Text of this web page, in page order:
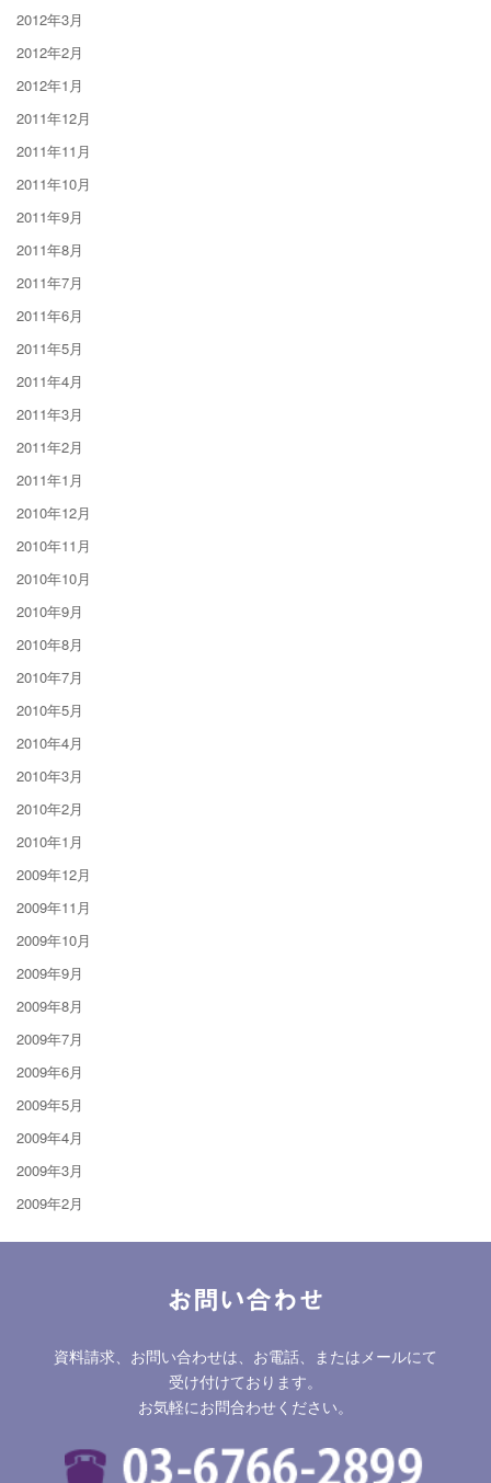
2012年3月
2012年2月
2012年1月
2011年12月
2011年11月
2011年10月
2011年9月
2011年8月
2011年7月
2011年6月
2011年5月
2011年4月
2011年3月
2011年2月
2011年1月
2010年12月
2010年11月
2010年10月
2010年9月
2010年8月
2010年7月
2010年5月
2010年4月
2010年3月
2010年2月
2010年1月
2009年12月
2009年11月
2009年10月
2009年9月
2009年8月
2009年7月
2009年6月
2009年5月
2009年4月
2009年3月
2009年2月
お問い合わせ
資料請求、お問い合わせは、お電話、またはメールにて
受け付けております。
お気軽にお問合わせください。